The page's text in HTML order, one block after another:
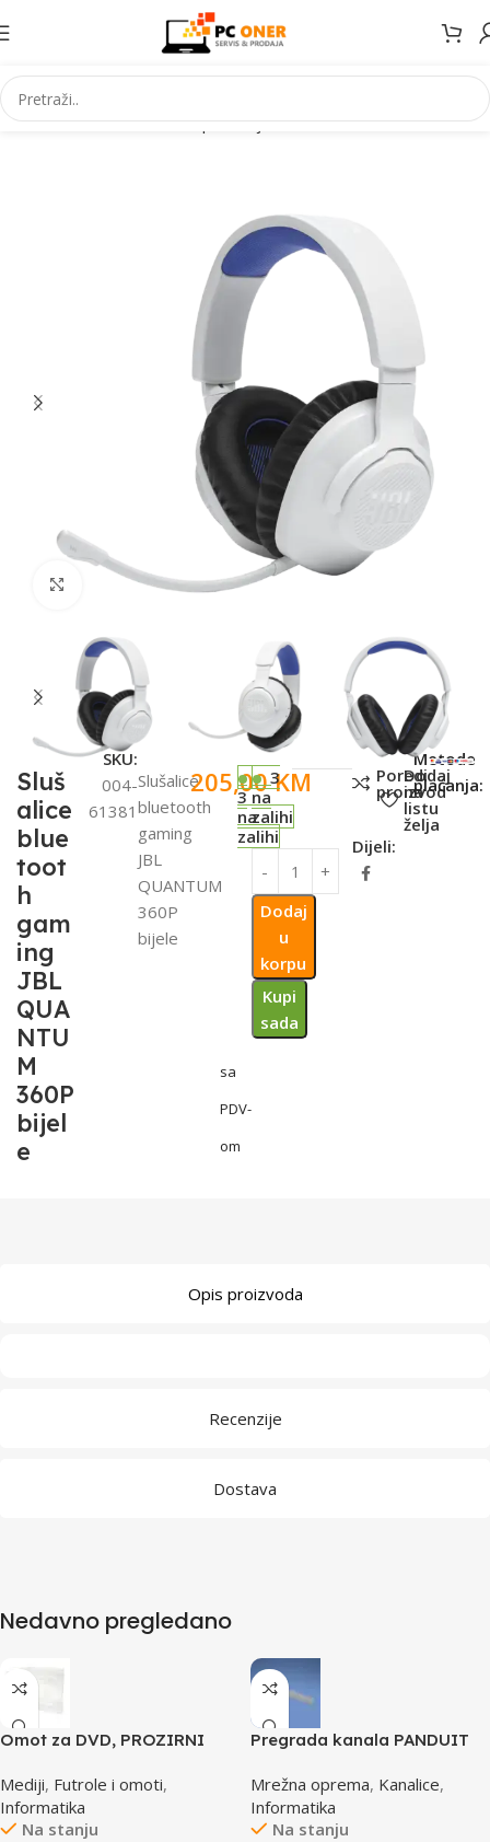
Početna Informatika PC periferija Slušalice
Click to enlarge
Sluš
alice
blue
toot
h
gam
ing
JBL
QUA
NTU
M
360P
bijel
e
SKU:
004-
61381
Slušalice
bluetooth
gaming
JBL
QUANTUM
360P
bijele
205,00KM
sa
PDV-
om
3
na
zalihi
3
na
zalihi
Dodaj
u
korpu
Kupi
sada
Poredi
proizvod
Dodaj
na
listu
želja
Dijeli:
Metode
plaćanja:
Opis proizvoda
Recenzije
Dostava
Nedavno pregledano
Omot za DVD, PROZIRNI
Mediji, Futrole i omoti,
Informatika
Na stanju
Pregrada kanala PANDUIT
Mrežna oprema, Kanalice,
Informatika
Na stanju